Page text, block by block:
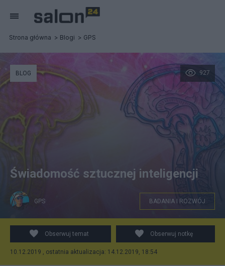
Strona główna Blogi GPS
927
BLOG
Świadomość sztucznej inteligencji
GPS BADANIA I ROZWÓJ
Obserwuj temat Obserwuj notkę
10.12.2019 , ostatnia aktualizacja: 14.12.2019, 18:54